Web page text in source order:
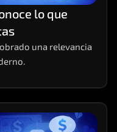
lo que
una relevancia